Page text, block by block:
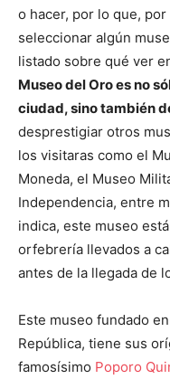
o hacer, por lo que,
seleccionar algún
listado sobre qué ver
Museo del Oro es no
ciudad, sino también
desprestigiar otros
los visitaras como el
Moneda, el Museo
Independencia, entre
indica, este museo
orfebrería llevados a
antes de la llegada de
Este museo fundado
República, tiene sus
famosísimo Poporo